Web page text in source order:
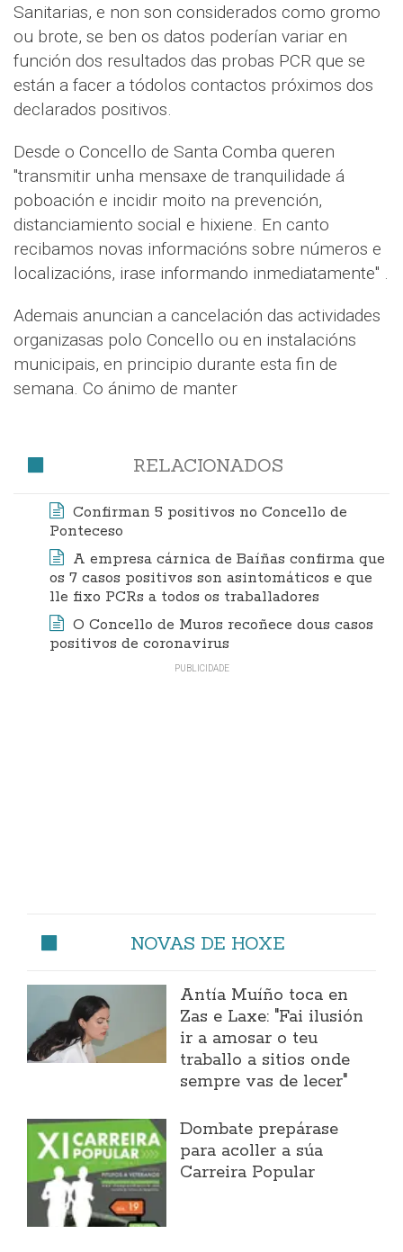
Sanitarias, e non son considerados como gromo
ou brote, se ben os datos poderían variar en
función dos resultados das probas PCR que se
están a facer a tódolos contactos próximos dos
declarados positivos.
Desde o Concello de Santa Comba queren
"transmitir unha mensaxe de tranquilidade á
poboación e incidir moito na prevención,
distanciamiento social e hixiene. En canto
recibamos novas informacións sobre números e
localizacións, irase informando inmediatamente" .
Ademais anuncian a cancelación das actividades
organizasas polo Concello ou en instalacións
municipais, en principio durante esta fin de
semana. Co ánimo de manter
RELACIONADOS
Confirman 5 positivos no Concello de
Ponteceso
A empresa cárnica de Baíñas confirma que
os 7 casos positivos son asintomáticos e que
lle fixo PCRs a todos os traballadores
O Concello de Muros recoñece dous casos
positivos de coronavirus
NOVAS DE HOXE
Antía Muíño toca en
Zas e Laxe: "Fai ilusión
ir a amosar o teu
traballo a sitios onde
sempre vas de lecer"
Dombate prepárase
para acoller a súa
Carreira Popular